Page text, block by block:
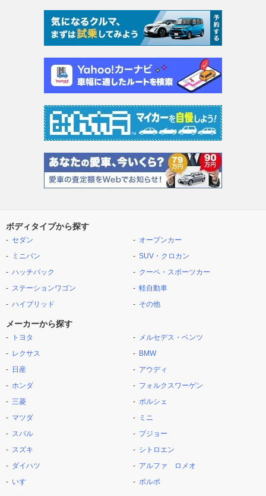
ボディタイプから探す
セダン
ミニバン
ハッチバック
ステーションワゴン
ハイブリッド
オープンカー
SUV・クロカン
クーペ・スポーツカー
軽自動車
その他
メーカーから探す
トヨタ
レクサス
日産
ホンダ
三菱
マツダ
スバル
スズキ
ダイハツ
いすゞ
メルセデス・ベンツ
BMW
アウディ
フォルクスワーゲン
ポルシェ
ミニ
プジョー
シトロエン
アルファ ロメオ
ボルボ